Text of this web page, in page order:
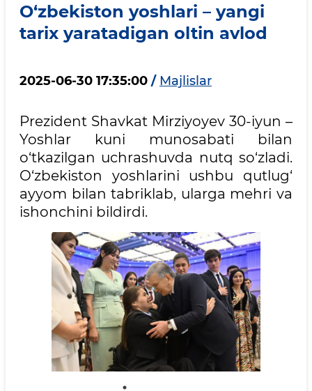
O‘zbekiston yoshlari – yangi
tarix yaratadigan oltin avlod
2025-06-30 17:35:00 / Majlislar
Prezident Shavkat Mirziyoyev 30-iyun –
Yoshlar kuni munosabati bilan
o‘tkazilgan uchrashuvda nutq so‘zladi.
O‘zbekiston yoshlarini ushbu qutlug‘
ayyom bilan tabriklab, ularga mehri va
ishonchini bildirdi.